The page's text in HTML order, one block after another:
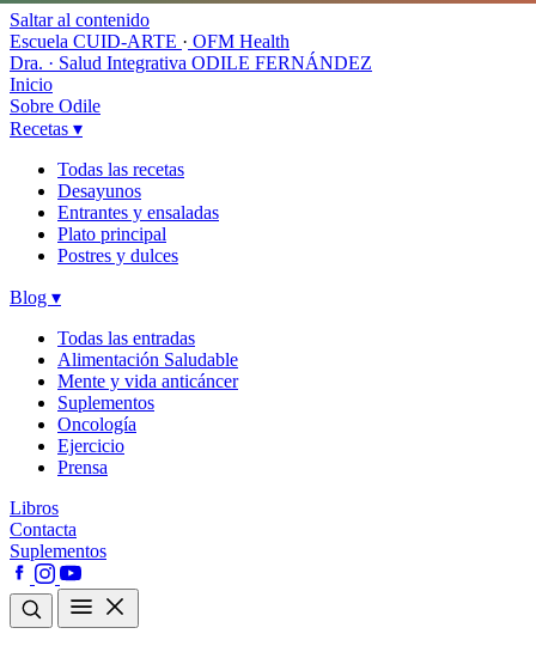
Saltar al contenido
Escuela CUID-ARTE · OFM Health
Dra. · Salud Integrativa ODILE FERNÁNDEZ
Inicio
Sobre Odile
Recetas ▾
Todas las recetas
Desayunos
Entrantes y ensaladas
Plato principal
Postres y dulces
Blog ▾
Todas las entradas
Alimentación Saludable
Mente y vida anticáncer
Suplementos
Oncología
Ejercicio
Prensa
Libros
Contacta
Suplementos